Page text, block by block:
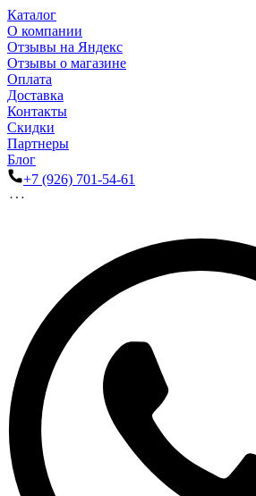
Каталог
О компании
Отзывы на Яндекс
Отзывы о магазине
Оплата
Доставка
Контакты
Скидки
Партнеры
Блог
+7 (926) 701-54-61